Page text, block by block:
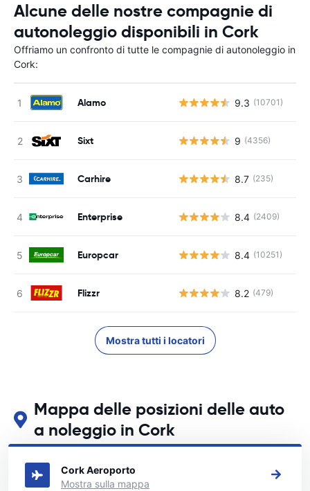
Alcune delle nostre compagnie di
autonoleggio disponibili in Cork
Offriamo un confronto di tutte le compagnie di autonoleggio in
Cork:
Alamo 9.3 (10701)
Sixt 9 (4356)
Carhire 8.7 (235)
Enterprise 8.4 (2409)
Europcar 8.4 (10251)
Flizzr 8.2 (479)
Mostra tutti i locatori
Mappa delle posizioni delle auto
a noleggio in Cork
Guarda le nostre principali sedi di autonoleggio in Cork
Cork Aeroporto
Mostra sulla mappa